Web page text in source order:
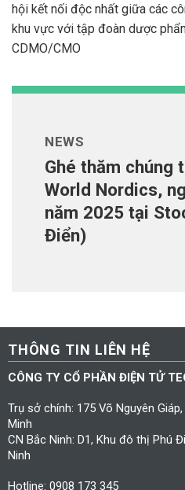
hội kết nối độc nhất giữa các
khu vực với tập đoàn dược
CDMO/CMO
NEWS
Ghé thăm chúng
World Nordics,
năm 2025 tại
Điển)
THÔNG TIN LIÊN HỆ
CÔNG TY CỔ PHẦN ĐIỆN TỬ
Trụ sở chính: 175 Võ Nguyên
Minh
CN Bắc Ninh: D1, Khu đô thị Phú
Ninh
Hotline: 0908 173 345